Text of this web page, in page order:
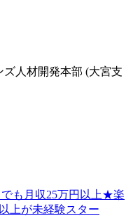
人材開発本部 (大宮支
でも月収25万円以上★楽
上が未経験スター